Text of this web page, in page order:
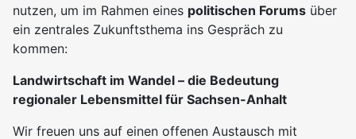
nutzen, um im Rahmen eines politischen Forums über
ein zentrales Zukunftsthema ins Gespräch zu
kommen:
Landwirtschaft im Wandel – die Bedeutung
regionaler Lebensmittel für Sachsen-Anhalt
Wir freuen uns auf einen offenen Austausch mit